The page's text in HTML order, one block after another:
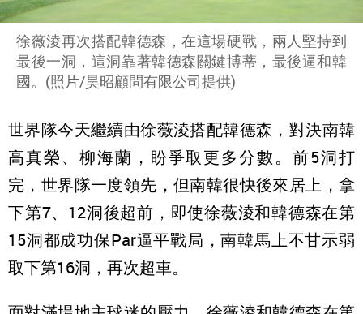
徐薇淩再次搭配韓德森，在這場硬戰，兩人堅持到
最後一洞，這洞靠著韓德森關鍵博蒂，最後逼和韓
國。(照片/昊昭顧問有限公司提供)
世界隊今天繼續由徐薇淩搭配韓德森，對決南韓
高真榮、柳海蘭，盼爭取更多分數。前5洞打
完，世界隊一度領先，但南韓很快後來居上，拿
下第7、12洞後超前，即使徐薇淩和韓德森在第
15洞都成功保Par逼平戰局，南韓馬上不甘示弱
取下第16洞，再次超車。